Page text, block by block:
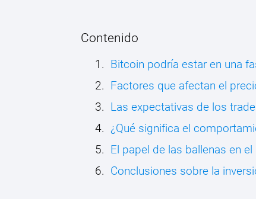
Contenido
Bitcoin podría estar en una
Factores que afectan el
Las expectativas de los
¿Qué significa el
El papel de las ballenas en
Conclusiones sobre la